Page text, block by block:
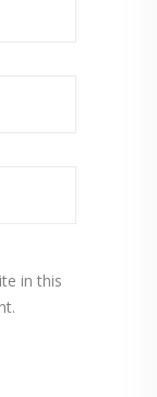
in this